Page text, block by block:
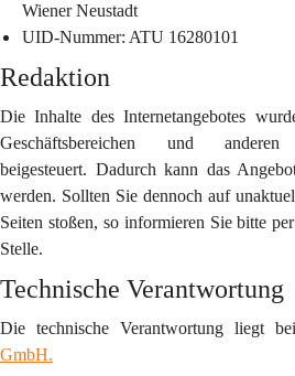
Wiener Neustadt
UID-Nummer: ATU 16280101
Redaktion
Die Inhalte des Internetangebotes
Geschäftsbereichen und anderen
beigesteuert. Dadurch kann das
werden. Sollten Sie dennoch auf
Seiten stoßen, so informieren Sie bitte
Stelle.
Technische Verantwortung
Die technische Verantwortung liegt
GmbH.